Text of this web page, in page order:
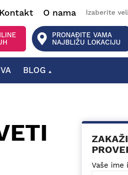
Kontakt O nama Izaberite
PRONAĐITE VAMA
NAJBLIŽU LOKACIJU
BLOG
Vaše ime